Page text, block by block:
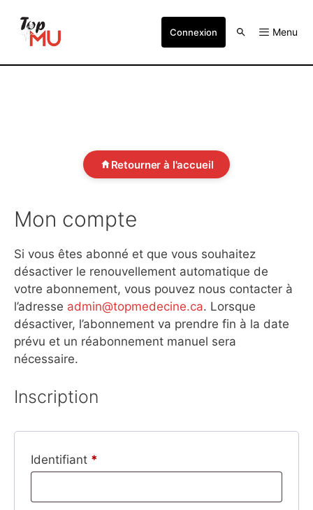
Connexion Menu
Retourner à l'accueil
Mon compte
Si vous êtes abonné et que vous souhaitez
désactiver le renouvellement automatique de
votre abonnement, vous pouvez nous contacter à
l’adresse admin@topmedecine.ca. Lorsque
désactiver, l’abonnement va prendre fin à la date
prévu et un réabonnement manuel sera
nécessaire.
Inscription
Identifiant *